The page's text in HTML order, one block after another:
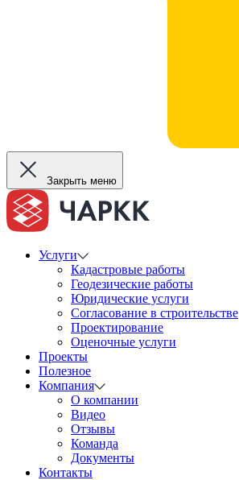
Закрыть меню
Услуги
Кадастровые работы
Геодезические работы
Юридические услуги
Согласование в строительстве
Проектирование
Оценочные услуги
Проекты
Полезное
Компания
О компании
Видео
Отзывы
Команда
Документы
Контакты